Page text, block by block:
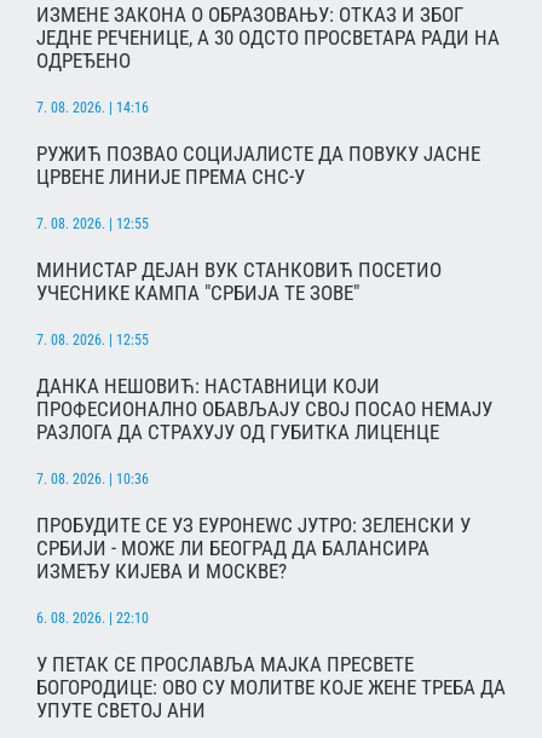
ИЗМЕНЕ ЗАКОНА О ОБРАЗОВАЊУ: ОТКАЗ И ЗБОГ
ЈЕДНЕ РЕЧЕНИЦЕ, А 30 ОДСТО ПРОСВЕТАРА РАДИ НА
ОДРЕЂЕНО
7. 08. 2026. | 14:16
РУЖИЋ ПОЗВАО СОЦИЈАЛИСТЕ ДА ПОВУКУ ЈАСНЕ
ЦРВЕНЕ ЛИНИЈЕ ПРЕМА СНС-У
7. 08. 2026. | 12:55
МИНИСТАР ДЕЈАН ВУК СТАНКОВИЋ ПОСЕТИО
УЧЕСНИКЕ КАМПА "СРБИЈА ТЕ ЗОВЕ"
7. 08. 2026. | 12:55
ДАНКА НЕШОВИЋ: НАСТАВНИЦИ КОЈИ
ПРОФЕСИОНАЛНО ОБАВЉАЈУ СВОЈ ПОСАО НЕМАЈУ
РАЗЛОГА ДА СТРАХУЈУ ОД ГУБИТКА ЛИЦЕНЦЕ
7. 08. 2026. | 10:36
ПРОБУДИТЕ СЕ УЗ ЕУРОНЕWС ЈУТРО: ЗЕЛЕНСКИ У
СРБИЈИ - МОЖЕ ЛИ БЕОГРАД ДА БАЛАНСИРА
ИЗМЕЂУ КИЈЕВА И МОСКВЕ?
6. 08. 2026. | 22:10
У ПЕТАК СЕ ПРОСЛАВЉА МАЈКА ПРЕСВЕТЕ
БОГОРОДИЦЕ: ОВО СУ МОЛИТВЕ КОЈЕ ЖЕНЕ ТРЕБА ДА
УПУТЕ СВЕТОЈ АНИ